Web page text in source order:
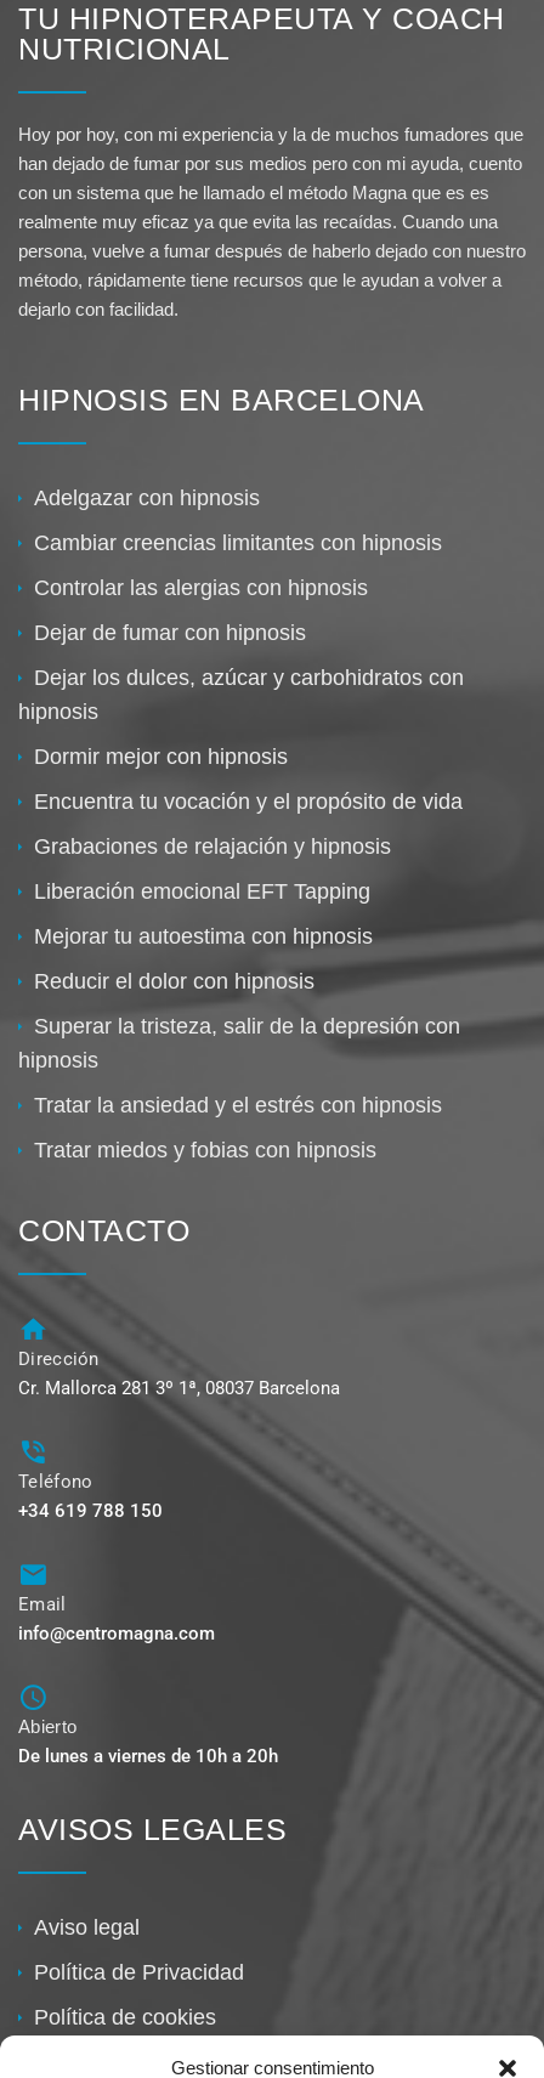
Gestionar consentimiento
TU HIPNOTERAPEUTA Y COACH
NUTRICIONAL
Hoy por hoy, con mi experiencia y la de muchos fumadores que
han dejado de fumar por sus medios pero con mi ayuda, cuento
con un sistema que he llamado el método Magna que es es
realmente muy eficaz ya que evita las recaídas. Cuando una
persona, vuelve a fumar después de haberlo dejado con nuestro
método, rápidamente tiene recursos que le ayudan a volver a
dejarlo con facilidad.
HIPNOSIS EN BARCELONA
Adelgazar con hipnosis
Cambiar creencias limitantes con hipnosis
Controlar las alergias con hipnosis
Dejar de fumar con hipnosis
Dejar los dulces, azúcar y carbohidratos con
hipnosis
Dormir mejor con hipnosis
Encuentra tu vocación y el propósito de vida
Grabaciones de relajación y hipnosis
Liberación emocional EFT Tapping
Mejorar tu autoestima con hipnosis
Reducir el dolor con hipnosis
Superar la tristeza, salir de la depresión con
hipnosis
Tratar la ansiedad y el estrés con hipnosis
Tratar miedos y fobias con hipnosis
CONTACTO
Dirección
Cr. Mallorca 281 3º 1ª, 08037 Barcelona
Teléfono
+34 619 788 150
Email
info@centromagna.com
Abierto
De lunes a viernes de 10h a 20h
AVISOS LEGALES
Aviso legal
Política de Privacidad
Política de cookies
Política de devoluciones